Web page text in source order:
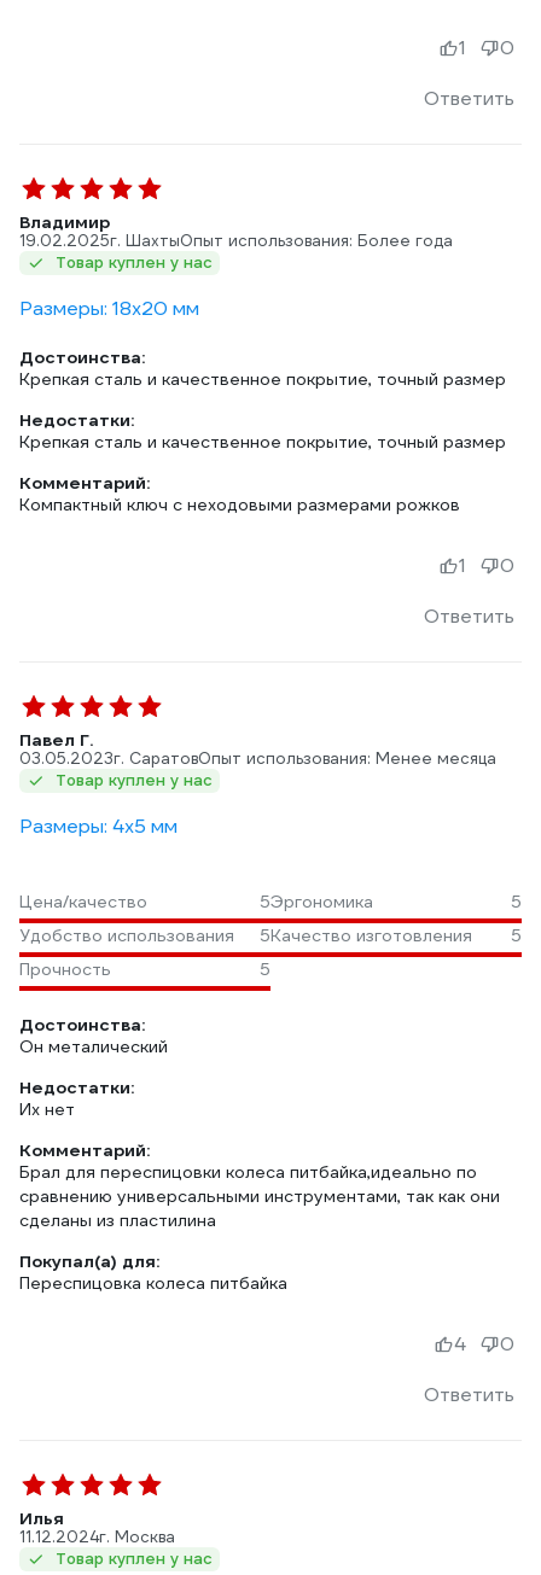
Ответить
1 0
Владимир
19.02.2025г. ШахтыОпыт использования: Более года
Товар куплен у нас
Размеры: 18х20 мм
Достоинства:
Крепкая сталь и качественное покрытие, точный размер
Недостатки:
Крепкая сталь и качественное покрытие, точный размер
Комментарий:
Компактный ключ с неходовыми размерами рожков
Ответить
1 0
Павел Г.
03.05.2023г. СаратовОпыт использования: Менее месяца
Товар куплен у нас
Размеры: 4х5 мм
Цена/качество 5Эргономика
5
Удобство использования
5Качество изготовления
5
Прочность
5
Достоинства:
Он металический
Недостатки:
Их нет
Комментарий:
Брал для переспицовки колеса питбайка,идеально по
сравнению универсальными инструментами, так как они
сделаны из пластилина
Покупал(а) для:
Переспицовка колеса питбайка
Ответить
4 0
Илья
11.12.2024г. Москва
Товар куплен у нас